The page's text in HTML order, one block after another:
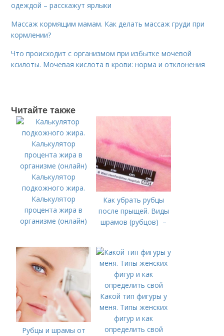
одеждой – расскажут ярлыки
Массаж кормящим мамам. Как делать массаж груди при
кормлении?
Что происходит с организмом при избытке мочевой
ксилоты. Мочевая кислота в крови: норма и отклонения
Читайте также
Калькулятор
подкожного жира.
Калькулятор
процента жира в
организме (онлайн)
Как убрать рубцы
после прыщей. Виды
шрамов (рубцов) –
Рубцы и шрамы от
Какой тип фигуры у
меня. Типы женских
фигур и как
определить свой